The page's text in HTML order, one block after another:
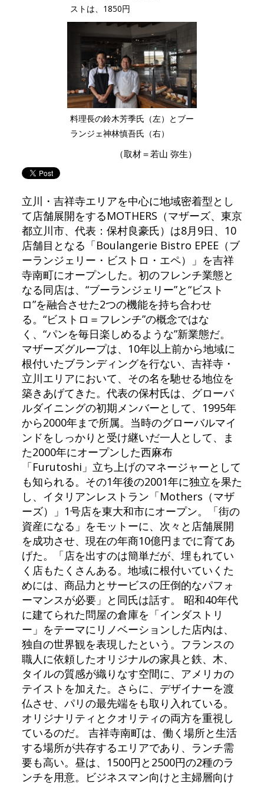
ストは、1850円
料理長の鈴木芳季氏（左）とブー
ランジェ神林慎吾氏（右）
（取材＝若山 弥生）
立川・吉祥寺エリアを中心に地域密着型とし
て店舗展開をするMOTHERS（マザーズ、東京
都立川市、代表：保村良豪氏）は8月9日、10
店舗目となる「Boulangerie Bistro EPEE（ブ
ーランジェリー・ビストロ・エペ）」を吉祥
寺南町にオープンした。初のフレンチ業態と
なる同店は、“ブーランジェリー”と“ビスト
ロ”を融合させた2つの機能を持ち合わせ
る。“ビストロ＝フレンチ”の概念ではな
く、“パンを毎日楽しめるような”新業態だ。
マザーズグループは、10年以上前から地域に
根付いたブランディングを行ない、吉祥寺・
立川エリアにおいて、その名を馳せる地位を
築きあげてきた。代表の保村氏は、グローバ
ルダイニングの初期メンバーとして、1995年
から2000年まで所属。当時のグローバルマイ
ンドをしっかりと受け継いだ一人として、ま
た2000年にオープンした西麻布
「Furutoshi」立ち上げのマネージャーとして
も知られる。その1年後の2001年に独立を果た
し、イタリアンレストラン「Mothers（マザ
ーズ）」1号店を東大和市にオープン。「街の
資産になる」をモットーに、次々と店舗展開
を成功させ、現在の年商10億円までに育てあ
げた。「店を出すのは簡単だが、埋もれてい
く店もたくさんある。地域に根付いていくた
めには、商品力とサービスの圧倒的なパフォ
ーマンスが必要」と同氏は話す。 昭和40年代
に建てられた問屋の倉庫を「インダストリ
ー」をテーマにリノベーションした店内は、
独自の世界観を表現したという。フランスの
職人に依頼したオリジナルの家具と鉄、木、
タイルの質感が織りなす空間に、アメリカの
テイストを加えた。さらに、デザイナーを渡
仏させ、パリの最先端をも取り入れている。
オリジナリティとクオリティの両方を重視し
ているのだ。 吉祥寺南町は、働く場所と生活
する場所が共存するエリアであり、ランチ需
要も高い。昼は、1500円と2500円の2種のラ
ンチを用意。ビジネスマン向けと主婦層向け